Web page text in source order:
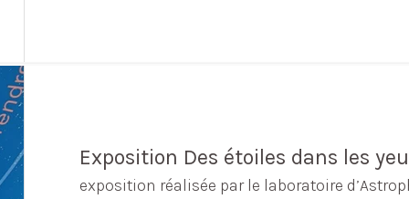
Exposition Des étoiles dans les
exposition réalisée par le laboratoire